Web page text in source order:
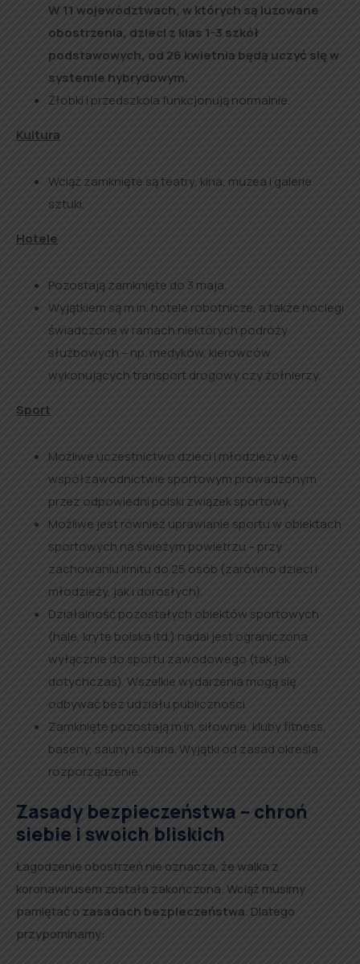
W 11 województwach, w których są luzowane
obostrzenia, dzieci z klas 1-3 szkół
podstawowych, od 26 kwietnia będą uczyć się w
systemie hybrydowym.
Żłobki i przedszkola funkcjonują normalnie.
Kultura
Wciąż zamknięte są teatry, kina, muzea i galerie
sztuki.
Hotele
Pozostają zamknięte do 3 maja.
Wyjątkiem są m.in. hotele robotnicze, a także noclegi
świadczone w ramach niektórych podróży
służbowych – np. medyków, kierowców
wykonujących transport drogowy czy żołnierzy.
Sport
Możliwe uczestnictwo dzieci i młodzieży we
współzawodnictwie sportowym prowadzonym
przez odpowiedni polski związek sportowy.
Możliwe jest również uprawianie sportu w obiektach
sportowych na świeżym powietrzu – przy
zachowaniu limitu do 25 osób (zarówno dzieci i
młodzieży, jak i dorosłych).
Działalność pozostałych obiektów sportowych
(hale, kryte boiska itd.) nadal jest ograniczona
wyłącznie do sportu zawodowego (tak jak
dotychczas). Wszelkie wydarzenia mogą się
odbywać bez udziału publiczności.
Zamknięte pozostają m.in. siłownie, kluby fitness,
baseny, sauny i solaria. Wyjątki od zasad określa
rozporządzenie.
Zasady bezpieczeństwa – chroń
siebie i swoich bliskich
Łagodzenie obostrzeń nie oznacza, że walka z
koronawirusem została zakończona. Wciąż musimy
pamiętać o zasadach bezpieczeństwa. Dlatego
przypominamy: